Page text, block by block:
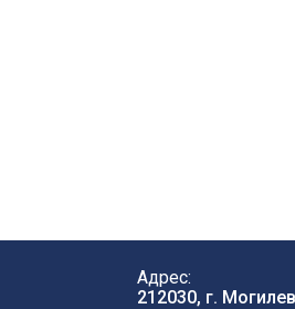
Адрес:
212030, г.